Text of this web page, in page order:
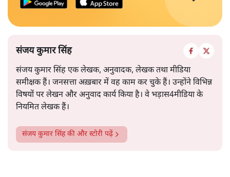
संजय कुमार सिंह
संजय कुमार सिंह एक लेखक, अनुवादक, लेखक तथा मीडिया
समीक्षक हैं। जनसत्ता अख़बार में वह काम कर चुके हैं। उन्होंने विभिन्न
विषयों पर लेखन और अनुवाद कार्य किया है। वे भड़ास4मीडिया के
नियमित लेखक हैं।
संजय कुमार सिंहकी और स्टोरी पढ़ें